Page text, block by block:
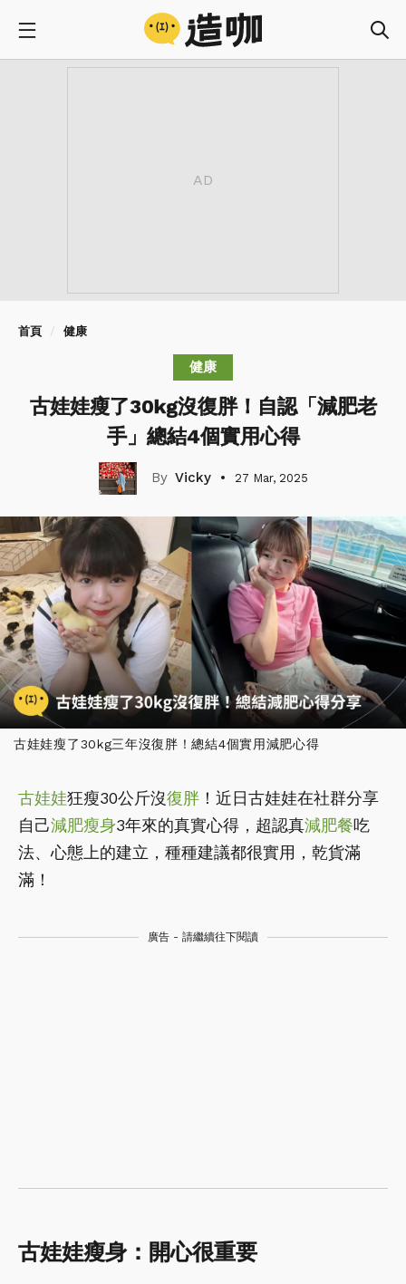
首頁 健康
健康
古娃娃瘦了30kg沒復胖！自認「減肥老
手」總結4個實用心得
Vicky 27 Mar, 2025
古娃娃瘦了30kg三年沒復胖！總結4個實用減肥心得
古娃娃狂瘦30公斤沒復胖 ！近日古娃娃在社群分享
自己減肥瘦身3年來的真實心得，超認真減肥餐吃
法、心態上的建立，種種建議都很實用，乾貨滿
滿！
廣告 - 請繼續往下閱讀
古娃娃瘦身：開心很重要